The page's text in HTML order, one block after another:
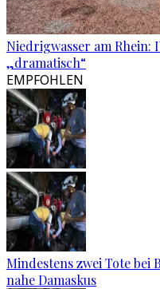
Niedrigwasser am
„dramatisch“
EMPFOHLEN
Mindestens zwei Tote bei
nahe Damaskus